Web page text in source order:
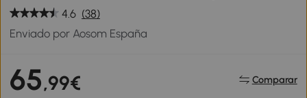
4.6 (38)
Enviado por Aosom España
65,99€ Comparar